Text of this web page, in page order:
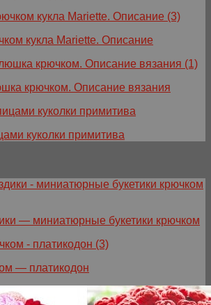
кукла Mariette. Описание
крючком. Описание вязания
куколки примитива
— миниатюрные букетики крючком
— платикодон